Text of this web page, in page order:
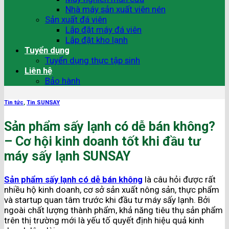
Nhà máy sản xuất viên nén
Sản xuất đá viên
Lắp đặt máy đá viên
Lắp đặt kho lạnh
Tuyển dụng
Tuyển dụng thực tập sinh
Liên hệ
Bảo hành
Tin tức, Tin SUNSAY
Sản phẩm sấy lạnh có dễ bán không?
– Cơ hội kinh doanh tốt khi đầu tư
máy sấy lạnh SUNSAY
Sản phẩm sấy lạnh có dễ bán không là câu hỏi được rất
nhiều hộ kinh doanh, cơ sở sản xuất nông sản, thực phẩm
và startup quan tâm trước khi đầu tư máy sấy lạnh. Bởi
ngoài chất lượng thành phẩm, khả năng tiêu thụ sản phẩm
trên thị trường mới là yếu tố quyết định hiệu quả kinh